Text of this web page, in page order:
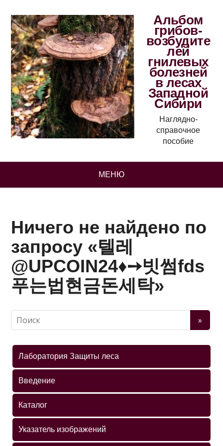
Альбом
грибов-
возбудите
лей
гнилевых
болезней
в лесах
Западной
Сибири
Наглядно-
справочное
пособие
МЕНЮ
Ничего не найдено по
запросу «텔레
@UPCOIN24♦➙빗썸fds
푸는법현금돈세탁»
Лаборатория Защиты леса
Введение
Каталог
Указатель изображений